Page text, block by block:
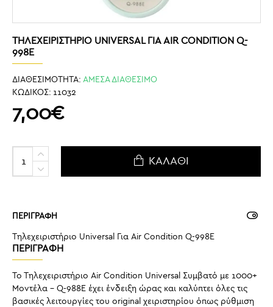
ΤΗΛΕΧΕΙΡΙΣΤΉΡΙΟ UNIVERSAL ΓΙΑ AIR CONDITION Q-
998E
ΔΙΑΘΕΣΙΜΟΤΗΤΑ: ΑΜΕΣΑ ΔΙΑΘΕΣΙΜΟ
ΚΩΔΙΚΟΣ: 11032
7,00€
ΚΑΛΆΘΙ
ΠΕΡΙΓΡΑΦΗ
Τηλεχειριστήριο Universal Για Air Condition Q-998E
ΠΕΡΙΓΡΑΦΉ
Το Τηλεχειριστήριο Air Condition Universal Συμβατό με 1000+
Μοντέλα – Q-988Ε έχει ένδειξη ώρας και καλύπτει όλες τις
βασικές λειτουργίες του original χειριστηρίου όπως ρύθμιση